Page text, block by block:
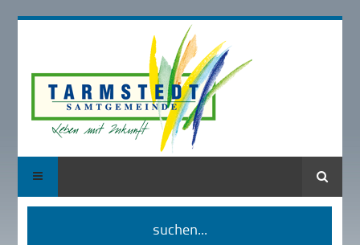
Suche
suchen...